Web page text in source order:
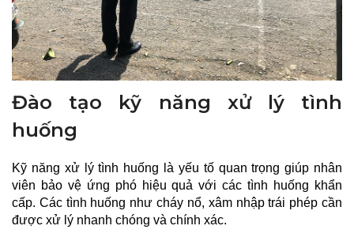
Đào tạo kỹ năng xử lý tình
huống
Kỹ năng xử lý tình huống là yếu tố quan trọng giúp nhân
viên bảo vệ ứng phó hiệu quả với các tình huống khẩn
cấp. Các tình huống như cháy nổ, xâm nhập trái phép cần
được xử lý nhanh chóng và chính xác.